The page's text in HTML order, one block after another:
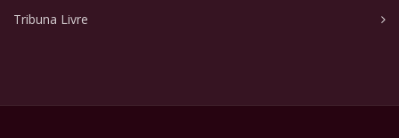
Tribuna Livre